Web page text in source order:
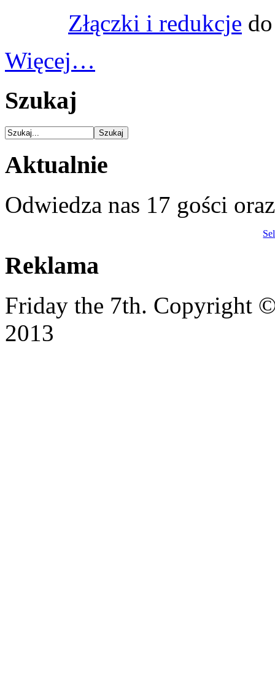
Złączki i redukcje
Więcej…
Szukaj
Aktualnie
Odwiedza nas 17 gości
Reklama
Friday the 7th. Copyright
2013